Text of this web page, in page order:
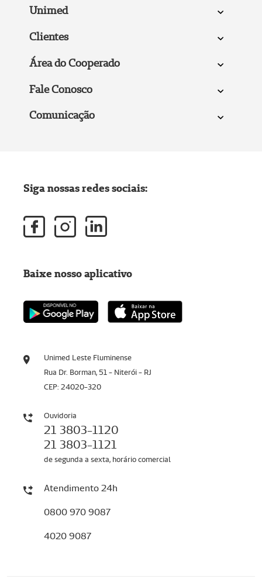
Unimed
Clientes
Área do Cooperado
Fale Conosco
Comunicação
Unimed Leste Fluminense
Rua Dr. Borman, 51 - Niterói - RJ
CEP: 24020-320
Ouvidoria
21 3803-1120
21 3803-1121
de segunda a sexta, horário comercial
Atendimento 24h
0800 970 9087
4020 9087
Siga nossas redes sociais:
Baixe nosso aplicativo